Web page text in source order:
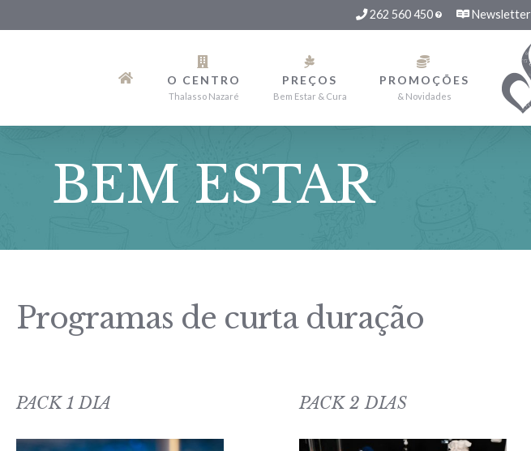
262 560 450 Newsletter
O CENTRO
Thalasso Nazaré
PREÇOS
Bem Estar & Cura
PROMOÇÕES
& Novidades
BEM ESTAR
Programas de curta duração
PACK 1 DIA PACK 2 DIAS